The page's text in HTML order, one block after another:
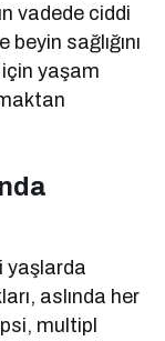
vadede ciddi
sağlığını
yaşam
yaşlarda
aslında her
multipl